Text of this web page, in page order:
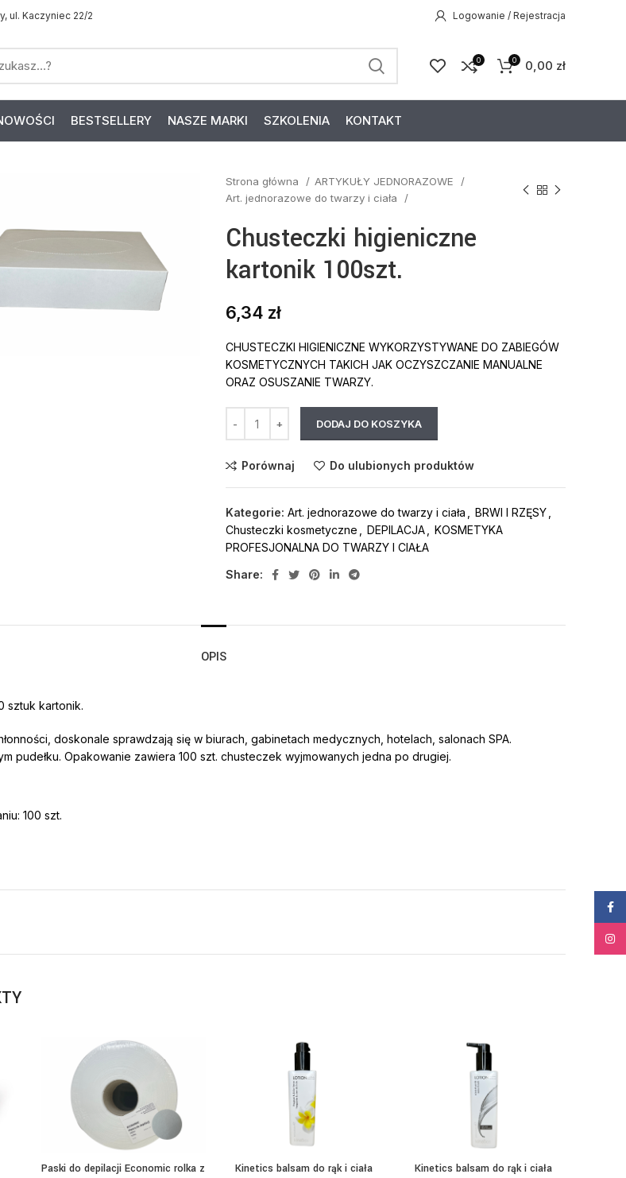
ul. Kaczyniec 22/2 Logowanie / Rejestracja
0 0 0,00 zł
BESTSELLERY NASZE MARKI SZKOLENIA KONTAKT
Strona główna
ARTYKUŁY JEDNORAZOWE
Art. jednorazowe do twarzy i ciała
Chusteczki higieniczne
kartonik 100szt.
6,34 zł
CHUSTECZKI HIGIENICZNE WYKORZYSTYWANE DO ZABIEGÓW
KOSMETYCZNYCH TAKICH JAK OCZYSZCZANIE MANUALNE
ORAZ OSUSZANIE TWARZY.
DODAJ DO KOSZYKA
Porównaj Do ulubionych produktów
Kategorie: Art. jednorazowe do twarzy i ciała BRWI I RZĘSY
Chusteczki kosmetyczne
DEPILACJA
KOSMETYKA
PROFESJONALNA DO TWARZY I CIAŁA
Share:
OPIS
sztuk kartonik.
doskonale sprawdzają się w biurach, gabinetach medycznych, hotelach, salonach SPA.
pudełku. Opakowanie zawiera 100 szt. chusteczek wyjmowanych jedna po drugiej.
100 szt.
DODAJ DO KOSZYKA
Paski do depilacji Economic rolka z
DODAJ DO KOSZYKA
Kinetics balsam do rąk i ciała
DODAJ DO KOSZYKA
Kinetics balsam do rąk i ciała